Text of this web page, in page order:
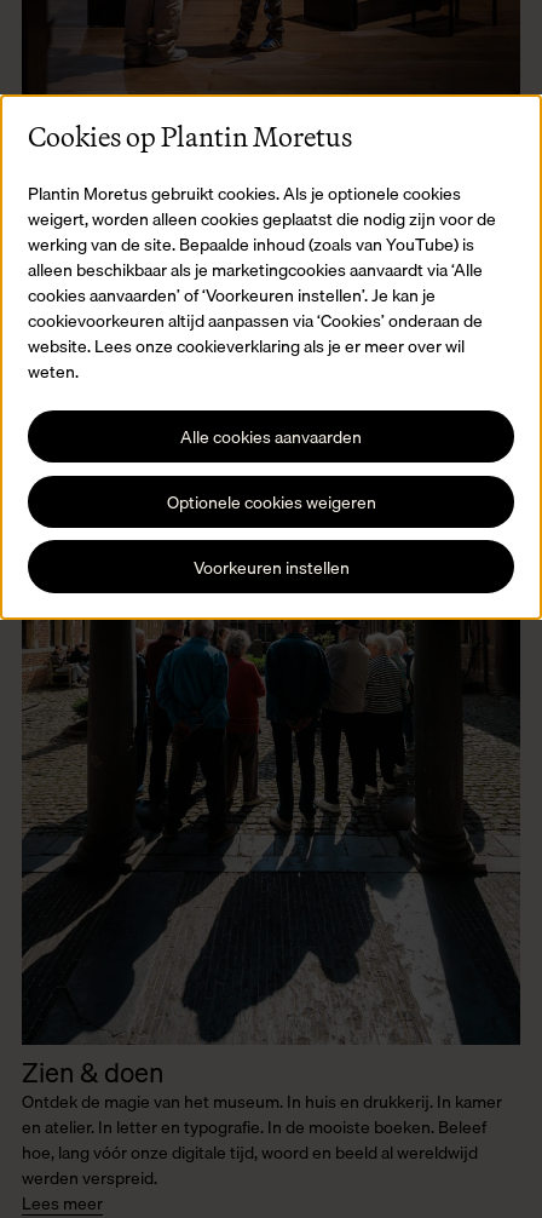
De collectie
De collecties van het museum zijn enorm gevarieerd. Ontdek een
groot deel van de collecties in online catalogi.
Lees meer
Zien & doen
Ontdek de magie van het museum. In huis en drukkerij. In kamer
en atelier. In letter en typografie. In de mooiste boeken. Beleef
hoe, lang vóór onze digitale tijd, woord en beeld al wereldwijd
werden verspreid.
Lees meer
Cookies op Plantin Moretus
Plantin Moretus gebruikt cookies. Als je optionele cookies
weigert, worden alleen cookies geplaatst die nodig zijn voor de
werking van de site. Bepaalde inhoud (zoals van YouTube) is
alleen beschikbaar als je marketingcookies aanvaardt via ‘Alle
cookies aanvaarden’ of ‘Voorkeuren instellen’. Je kan je
cookievoorkeuren altijd aanpassen via ‘Cookies’ onderaan de
website. Lees onze cookieverklaring als je er meer over wil
weten.
Alle cookies aanvaarden
Optionele cookies weigeren
Voorkeuren instellen